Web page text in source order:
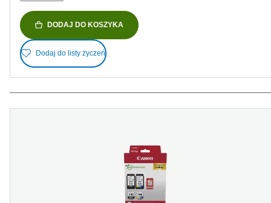
DODAJ DO KOSZYKA
Dodaj do listy życzeń